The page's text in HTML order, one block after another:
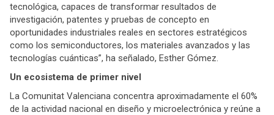
tecnológica, capaces de transformar resultados de
investigación, patentes y pruebas de concepto en
oportunidades industriales reales en sectores estratégicos
como los semiconductores, los materiales avanzados y las
tecnologías cuánticas”, ha señalado, Esther Gómez.
Un ecosistema de primer nivel
La Comunitat Valenciana concentra aproximadamente el 60%
de la actividad nacional en diseño y microelectrónica y reúne a